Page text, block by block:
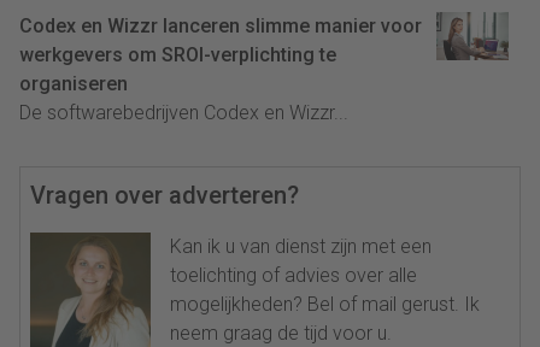
Codex en Wizzr lanceren slimme manier voor
werkgevers om SROI-verplichting te
organiseren
De softwarebedrijven Codex en Wizzr...
Vragen over adverteren?
Kan ik u van dienst zijn met een
toelichting of advies over alle
mogelijkheden? Bel of mail gerust. Ik
neem graag de tijd voor u.